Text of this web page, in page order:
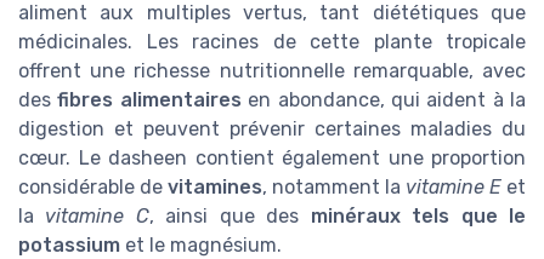
aliment aux multiples vertus, tant diététiques que
médicinales. Les racines de cette plante tropicale
offrent une richesse nutritionnelle remarquable, avec
desfibres alimentaires en abondance, qui aident à la
digestion et peuvent prévenir certaines maladies du
cœur. Le dasheen contient également une proportion
considérable de vitamines, notamment la vitamine E et
la vitamine C, ainsi que des minéraux tels que le
potassium et le magnésium.